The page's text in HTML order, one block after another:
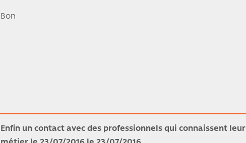
Bon
Enfin un contact avec des professionnels qui connaissent leur